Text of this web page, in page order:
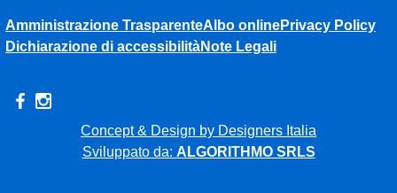
Amministrazione TrasparenteAlbo onlinePrivacy Policy
Dichiarazione di accessibilitàNote Legali
Concept & Design by Designers Italia
Sviluppato da: ALGORITHMO SRLS